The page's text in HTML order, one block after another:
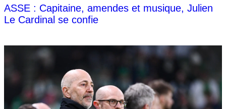
ASSE : Capitaine, amendes et musique, Julien
Le Cardinal se confie